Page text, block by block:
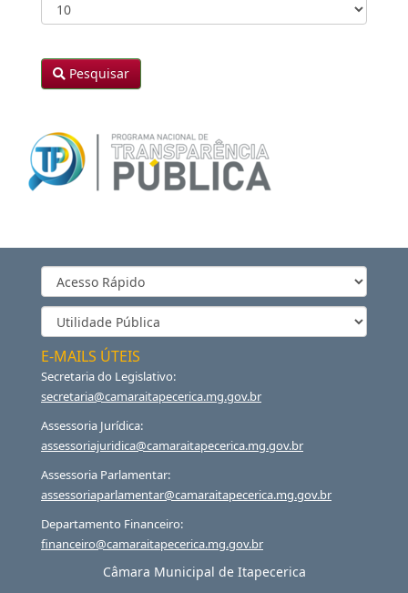
Pesquisar
E-MAILS ÚTEIS
Secretaria do Legislativo:
secretaria@camaraitapecerica.mg.gov.br
Assessoria Jurídica:
assessoriajuridica@camaraitapecerica.mg.gov.br
Assessoria Parlamentar:
assessoriaparlamentar@camaraitapecerica.mg.gov.br
Departamento Financeiro:
financeiro@camaraitapecerica.mg.gov.br
Câmara Municipal de Itapecerica